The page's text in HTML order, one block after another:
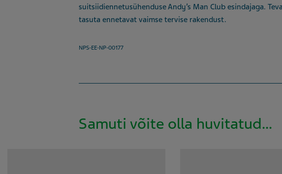
suitsiidiennetusühenduse Andy’s Man Club esindajaga.
tasuta ennetavat vaimse tervise rakendust.
NPS-EE-NP-00177
Samuti võite olla huvitatud...